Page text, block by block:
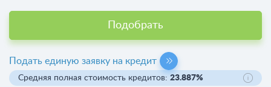
Подобрать
Подать единую заявку на кредит
Средняя полная стоимость кредитов: 23.887%